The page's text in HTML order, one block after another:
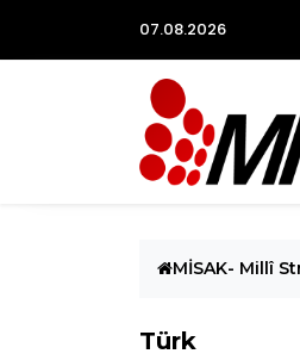
07.08.2026
MİSAK- Millî
Türk